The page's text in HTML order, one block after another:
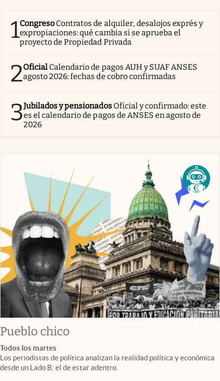
1Congreso Contratos de alquiler, desalojos exprés y
expropiaciones: qué cambia si se aprueba el
proyecto de Propiedad Privada
2Oficial Calendario de pagos AUH y SUAF ANSES
agosto 2026: fechas de cobro confirmadas
3Jubilados y pensionados Oficial y confirmado: este
es el calendario de pagos de ANSES en agosto de
2026
Pueblo chico
Todos los martes
Los periodistas de política analizan la realidad política y económica
desde un Lado B: el de estar adentro.